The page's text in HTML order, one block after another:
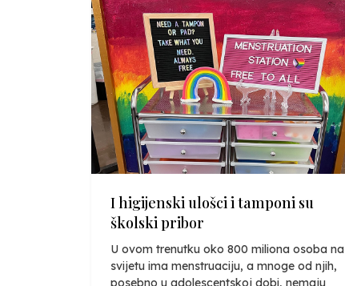
I higijenski ulošci i tamponi su
školski pribor
U ovom trenutku oko 800 miliona osoba na
svijetu ima menstruaciju, a mnoge od njih,
posebno u adolescentskoj dobi, nemaju